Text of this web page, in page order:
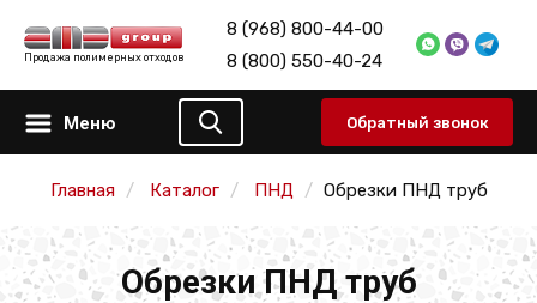
Продажа полимерных отходов
8 (968) 800-44-00
8 (800) 550-40-24
Меню Обратный звонок
Главная Каталог ПНД Обрезки ПНД труб
Обрезки ПНД труб